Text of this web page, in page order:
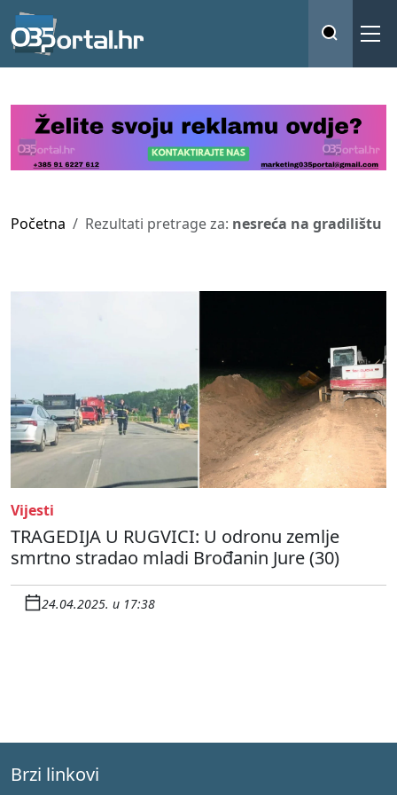
Početna Rezultati pretrage za: nesreća na gradilištu
Vijesti
TRAGEDIJA U RUGVICI: U odronu zemlje
smrtno stradao mladi Brođanin Jure (30)
24.04.2025. u 17:38
Brzi linkovi